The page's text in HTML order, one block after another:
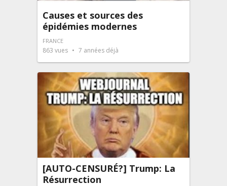
Causes et sources des
épidémies modernes
FRANCE
863 vues 7 années déjà
[AUTO-CENSURÉ?] Trump: La
Résurrection